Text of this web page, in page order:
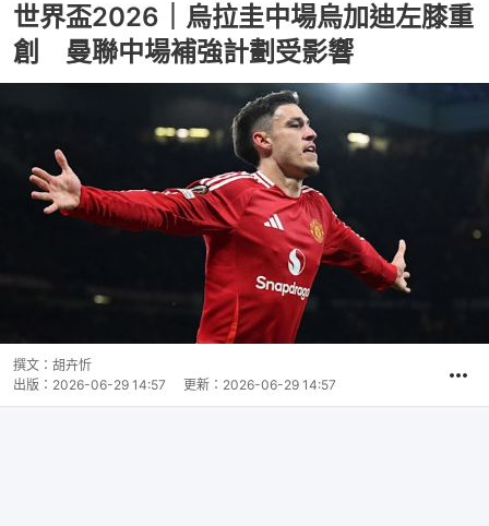
世界盃2026｜烏拉圭中場烏加迪左膝重
創 曼聯中場補強計劃受影響
撰文： 胡卉忻
出版： 2026-06-29 14:57 更新： 2026-06-29 14:57